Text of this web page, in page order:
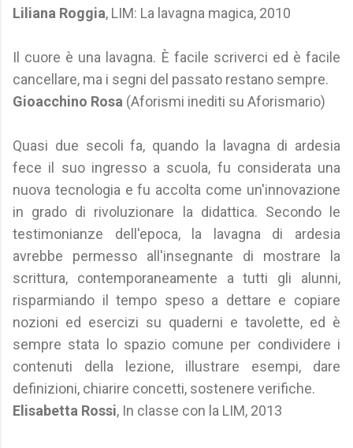
Liliana Roggia, LIM: La lavagna magica, 2010
Il cuore è una lavagna. È facile scriverci ed è facile
cancellare, ma i segni del passato restano sempre.
Gioacchino Rosa (Aforismi inediti su Aforismario)
Quasi due secoli fa, quando la lavagna di ardesia
fece il suo ingresso a scuola, fu considerata una
nuova tecnologia e fu accolta come un'innovazione
in grado di rivoluzionare la didattica. Secondo le
testimonianze dell'epoca, la lavagna di ardesia
avrebbe permesso all'insegnante di mostrare la
scrittura, contemporaneamente a tutti gli alunni,
risparmiando il tempo speso a dettare e copiare
nozioni ed esercizi su quaderni e tavolette, ed è
sempre stata lo spazio comune per condividere i
contenuti della lezione, illustrare esempi, dare
definizioni, chiarire concetti, sostenere verifiche.
Elisabetta Rossi, In classe con la LIM, 2013